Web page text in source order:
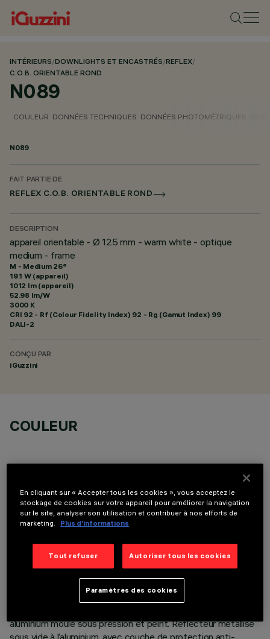
INTÉRIEURS/DOWNLIGHTS ET ENCASTRÉS/REFLEX/
C.O.B. ORIENTABLE ROND
N089
COULEUR DONNÉES TECHNIQUES DONNÉES PHOTOMÉTRIQUES
N089
FAIT PARTIE DE
REFLEX C.O.B. ORIENTABLE ROND
DESCRIPTION
appareil orientable - Ø 125 mm - warm white - optique
medium - frame
M - Medium 26°
19.1 W (appareil)
1012 lm (appareil)
52.98 lm/W
3000 K
CRI 92 - Rf (Colour Fidelity Index) 92 - Rg (Gamut Index) 99
DALI-2
CONÇU PAR
iGuzzini
COULEUR
DONNÉES TECHNIQUES
aluminium moulé sous pression et peint. Réflecteur métallisé
sous vide à l’aluminium, avec couche de protection anti-
En cliquant sur « Accepter tous les cookies », vous acceptez le
stockage de cookies sur votre appareil pour améliorer la navigation
sur le site, analyser son utilisation et contribuer à nos efforts de
marketing.
Plus d’informations
Tout refuser Autoriser tous les cookies
Paramètres des cookies